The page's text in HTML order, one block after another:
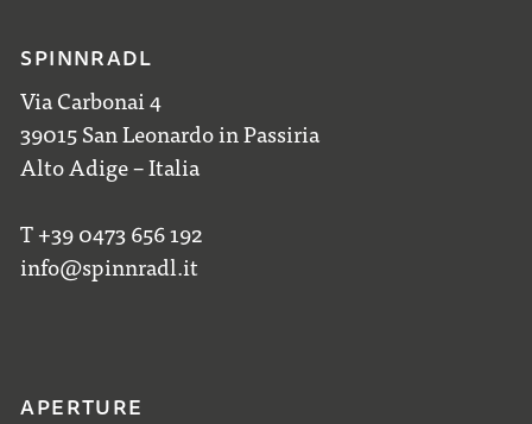
SPINNRADL
Via Carbonai 4
39015 San Leonardo in Passiria
Alto Adige – Italia
T +39 0473 656 192
info@spinnradl.it
APERTURE